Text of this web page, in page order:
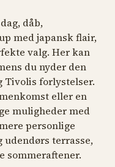
dåb,
med japansk flair,
valg. Her kan
du nyder den
Tivolis forlystelser.
eller en
muligheder med
personlige
udendørs terrasse,
sommeraftener.